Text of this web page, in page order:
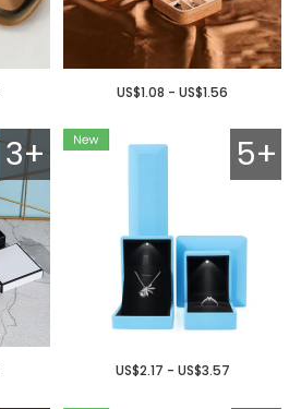
US$1.08 - US$1.56
5+
US$2.17 - US$3.57
3+